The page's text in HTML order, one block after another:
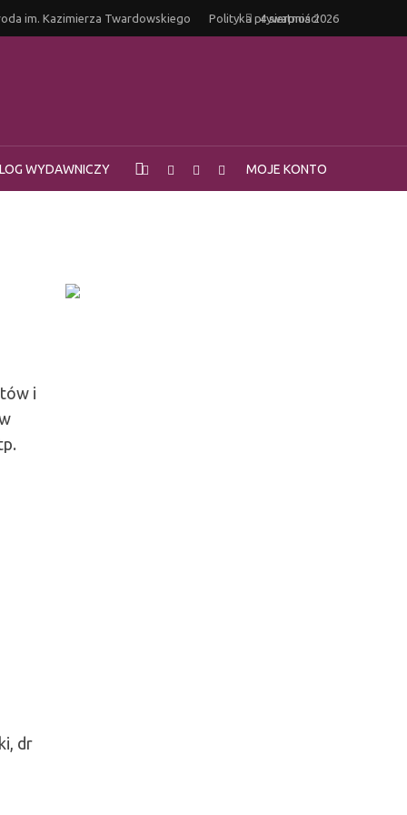
im. Kazimierza Twardowskiego Polityka prywatności
4 sierpnia 2026
WYDAWNICZY MOJE KONTO
i
dr